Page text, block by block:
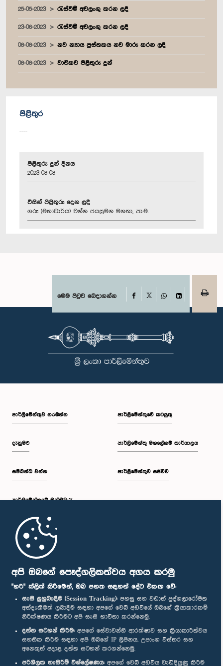
අපි ඔබගේ පෞද්ගලිකත්වය අගය කරමු
"හරි" ක්ලික් කිරීමෙන්, ඔබ පහත සඳහන් දේට එකඟ වේ:
සැසි ලුහුබැඳීම (Session Tracking): පහසු සහ වඩාත් පුද්ගලාරෝපිත
අත්දැකීමක් ලබාදීම සඳහා අපගේ වෙබ් අඩවියේ ඔබගේ ක්‍රියාකාරකම්
නිරීක්ෂණය කිරීමට අපි සැසි භාවිතා කරන්නෙමු.
දත්ත සටහන් කිරීම: අපගේ සේවාවන්හි ආරක්ෂාව සහ ක්‍රියාකාරීත්වය
සහතික කිරීම සඳහා අපි ඔබගේ IP ලිපිනය, උපාංග විස්තර සහ
අනෙකුත් අදාළ දත්ත සටහන් කරගන්නෙමු.
පරිශීලක හැසිරීම් විශ්ලේෂණය: අපගේ වෙබ් අඩවිය වැඩිදියුණු කිරීම
25-05-2023 රැස්වීම් අවලංගු කරන ලදී
23-06-2023 රැස්වීම් අවලංගු කරන ලදී
08-08-2023 නව න්‍යාය පුස්තකය නව මාරු කරන ලදී
08-08-2023 වාචිකව පිළිතුරු දුන්
පිළිතුර
----
පිළිතුරු දුන් දිනය
2023-08-08
විසින් පිළිතුරු දෙන ලදී
ගරු (මහාචාර්ය) චන්න ජයසුමන මහතා, පා.ම.
මෙම පිටුව බෙදාගන්න Facebook
WhatsAppLinkedIn
පාර්ලි‌මේන්තුව නරඹන්න
දැනුමට
සම්බන්ධ වන්න
පාර්ලි‌මේන්තුවේ මන්ත්‍රීවරු
මුල් පිටුව
පාර්ලිමේන්තුවේ කටයුතු
පාර්ලිමේන්තු මහලේකම් කාර්යාලය
පාර්ලිමේන්තුව සජීවීව
පාර්ලිමේන්තු ජංගම යෙදුම
අප හා සම්බන්ධ වී සිටින්න :
සම්මාන